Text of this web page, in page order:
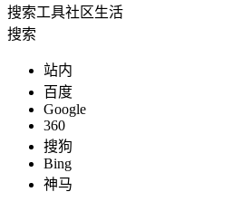
搜索工具社区生活
搜索
站内
百度
Google
360
搜狗
Bing
神马